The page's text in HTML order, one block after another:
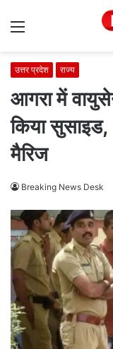
Menu
उत्तर प्रदेश राज्य
आगरा में
किया
मैरिज
Breaking News Desk